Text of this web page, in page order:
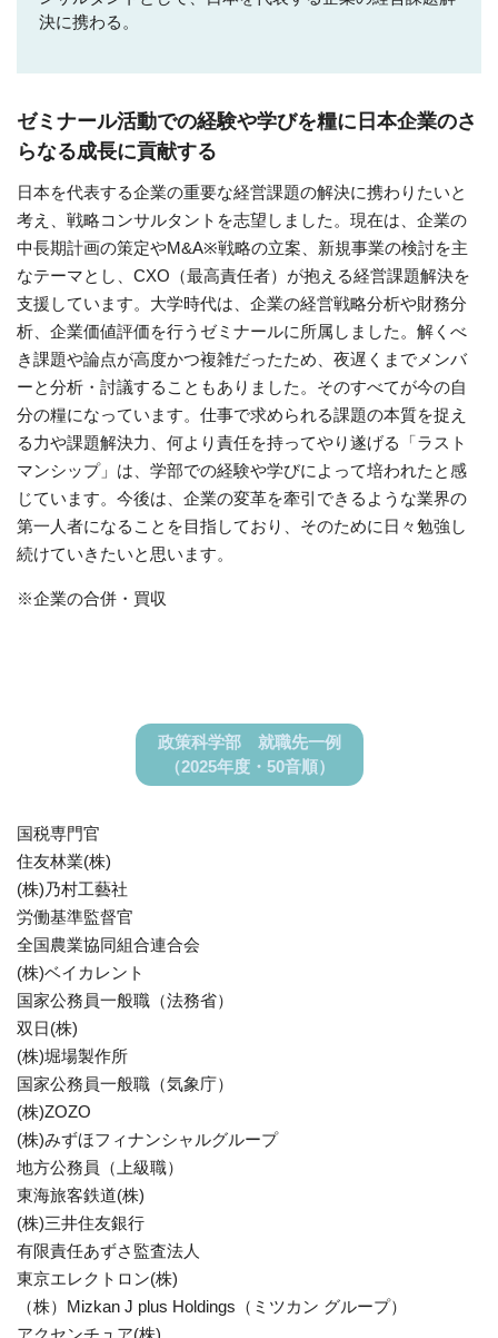
決に携わる。
ゼミナール活動での経験や学びを糧に 日本企業のさ
らなる成長に貢献する
日本を代表する企業の重要な経営課題の解決に携わりたいと
考え、戦略コンサルタントを志望しました。現在は、企業の
中長期計画の策定やM&A※戦略の立案、新規事業の検討を主
なテーマとし、CXO（最高責任者）が抱える経営課題解決を
支援しています。大学時代は、企業の経営戦略分析や財務分
析、企業価値評価を行うゼミナールに所属しました。解くべ
き課題や論点が高度かつ複雑だったため、夜遅くまでメンバ
ーと分析・討議することもありました。そのすべてが今の自
分の糧になっています。仕事で求められる課題の本質を捉え
る力や課題解決力、何より責任を持ってやり遂げる「ラスト
マンシップ」は、学部での経験や学びによって培われたと感
じています。今後は、企業の変革を牽引できるような業界の
第一人者になることを目指しており、そのために日々勉強し
続けていきたいと思います。
※企業の合併・買収
政策科学部 就職先一例
（2025年度・50音順）
国税専門官
住友林業(株)
(株)乃村工藝社
労働基準監督官
全国農業協同組合連合会
(株)ベイカレント
国家公務員一般職（法務省）
双日(株)
(株)堀場製作所
国家公務員一般職（気象庁）
(株)ZOZO
(株)みずほフィナンシャルグループ
地方公務員（上級職）
東海旅客鉄道(株)
(株)三井住友銀行
有限責任あずさ監査法人
東京エレクトロン(株)
（株）Mizkan J plus Holdings（ミツカン グループ）